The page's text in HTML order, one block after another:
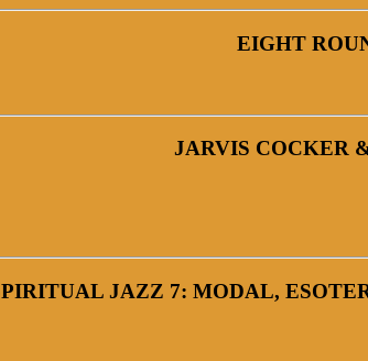
EIGHT
JARVIS COCKER
JAZZ 7: MODAL,